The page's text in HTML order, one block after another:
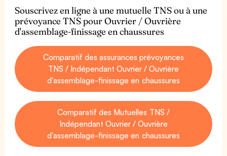
Souscrivez en ligne à une mutuelle TNS ou à une
prévoyance TNS pour Ouvrier / Ouvrière
d'assemblage-finissage en chaussures
Comparatif des assurances prévoyances
TNS / Indépendant Ouvrier / Ouvrière
d'assemblage-finissage en chaussures
Comparatif des Mutuelles TNS /
Indépendant Ouvrier / Ouvrière
d'assemblage-finissage en chaussures